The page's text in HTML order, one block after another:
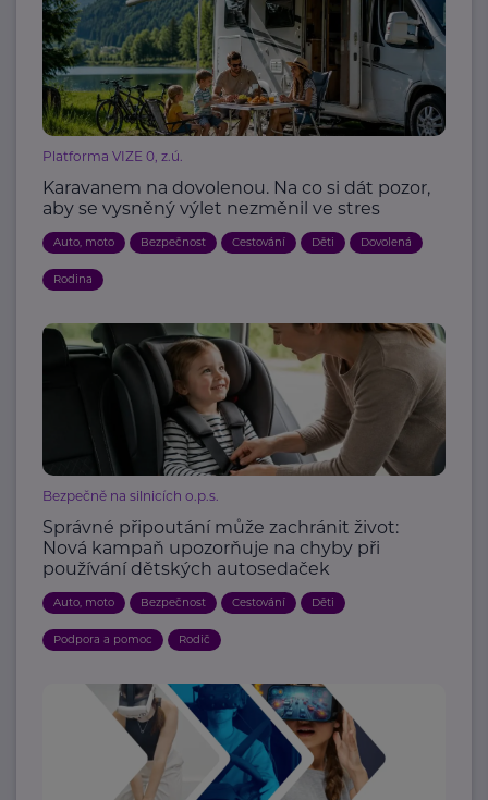
Platforma VIZE 0, z.ú.
Karavanem na dovolenou. Na co si dát pozor,
aby se vysněný výlet nezměnil ve stres
Auto, moto Bezpečnost Cestování Děti Dovolená
Rodina
Bezpečně na silnicích o.p.s.
Správné připoutání může zachránit život:
Nová kampaň upozorňuje na chyby při
používání dětských autosedaček
Auto, moto Bezpečnost Cestování Děti
Podpora a pomoc Rodič